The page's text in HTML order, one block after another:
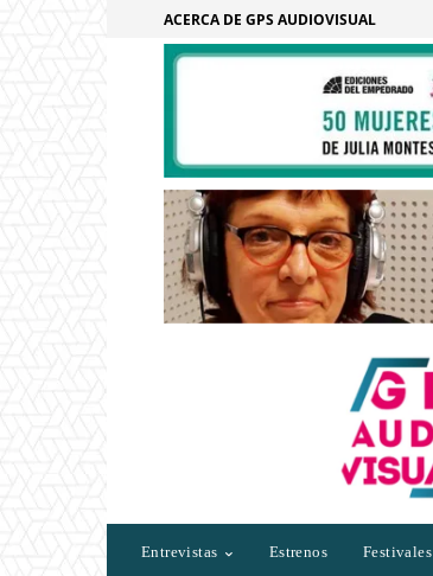
ACERCA DE GPS AUDIOVISUAL
Entrevistas Estrenos Festivales